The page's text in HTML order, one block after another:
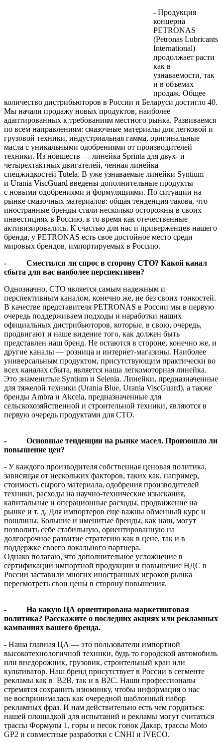
- Продукция
концерна
PETRONAS
(Petronas Lubricants
International)
продолжает расти
как в
узнаваемости, так
и в объемах
продаж. Общее
количество дистрибьюторов в России и Беларуси достигло 40.
Мы начали продажу новых продуктов, наиболее
адаптированных к требованиям местного рынка. Развиваемся
по всем направлениям: смазочные материалы для легковой и
грузовой техники, индустриальная гамма, оригинальные
масла с уникальными одобрениями от производителей
техники. Из новшеств — линейка Sprinta для двух- и
четырехтактных двигателей, ченная линейка
спецжидкостей Tutela. В уже узнаваемые линейки Syntium
и Urania ViscGuard введены дополнительные продукты
с новыми одобрениями и формуляциями. По ситуации на
рынке смазочных материалов: общая тенденция такова, что
иностранные бренды стали несколько осторожны в своих
инвестициях в Россию, в то время как отечественные
активизировались. К счастью для нас и приверженцев нашего
бренда, у PETRONAS есть свое достойное место среди
мировых брендов, импортируемых в Россию.
- Сместился ли спрос в сторону СТО? Какой канал
сбыта для вас наиболее перспективен?
Однозначно, СТО является самым надежным и
перспективным каналом, конечно же, не без своих тонкостей.
В качестве представителя PETRONAS в России мы в первую
очередь поддерживаем подходы и наработки наших
официальных дистрибьюторов, которые, в свою, очередь,
продвигают и наше видение того, как должен быть
представлен наш бренд. Не остаются в стороне, конечно же, и
другие каналы — розница и интернет-магазины. Наиболее
универсальным продуктом, присутствующим практически во
всех каналах сбыта, является наша легкомоторная линейка.
Это знаменитые Syntium и Selenia. Линейки, предназначенные
для тяжелой техники (Urania Blue, Urania ViscGuard), а также
бренды Ambra и Akcela, предназначенные для
сельскохозяйственной и строительной техники, являются в
первую очередь продуктами для СТО.
- Основные тенденции на рынке масел. Произошло ли
повышение цен?
- У каждого производителя собственная ценовая политика,
зависящая от нескольких факторов, таких как, например,
стоимость сырого материала, одобрения производителей
техники, расходы на научно-технические изыскания,
капитальные и операционные расходы, продвижение на
рынке и т. д. Для импортеров еще важны обменный курс и
пошлины. Большие и именитые бренды, как наш, могут
позволить себе стабильную, ориентированную на
долгосрочное развитие стратегию как в цене, так и в
поддержке своего локального партнера.
Однако полагаю, что дополнительное усложнение в
сертификации импортной продукции и повышение НДС в
России заставили многих иностранных игроков рынка
пересмотреть свои цены в сторону повышения.
- На какую ЦА ориентирована маркетинговая
политика? Расскажите о последних акциях или рекламных
кампаниях вашего бренда.
- Наша главная ЦА — это пользователи импортной
высокотехнологичной техники, будь то городской автомобиль
или внедорожник, грузовик, строительный кран или
культиватор. Наш бренд присутствует в России в сегменте
рекламы как в B2B, так и в B2C. Наши профессионалы
стремятся сохранить изюминку, чтобы информация о нас
не воспринималась как очередной шаблонный набор
рекламных фраз. И нам действительно есть чем гордиться:
нашей площадкой для испытаний и рекламы могут считаться
трассы Формулы 1, горы и песок гонок Дакар, трассы Moto
GP2 и совместные разработки с CNHI и IVECO.